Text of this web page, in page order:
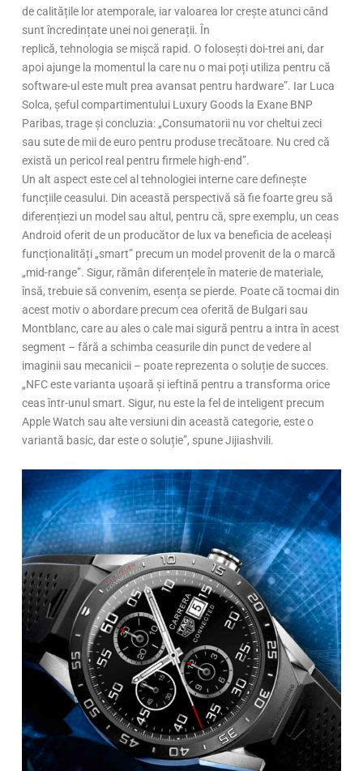
de calitățile lor atemporale, iar valoarea lor crește atunci când
sunt încredințate unei noi generații. În
replică, tehnologia se mișcă rapid. O folosești doi-trei ani, dar
apoi ajunge la momentul la care nu o mai poți utiliza pentru că
software-ul este mult prea avansat pentru hardware”. Iar Luca
Solca, șeful compartimentului Luxury Goods la Exane BNP
Paribas, trage și concluzia: „Consumatorii nu vor cheltui zeci
sau sute de mii de euro pentru produse trecătoare. Nu cred că
există un pericol real pentru firmele high-end”.
Un alt aspect este cel al tehnologiei interne care definește
funcțiile ceasului. Din această perspectivă să fie foarte greu să
diferențiezi un model sau altul, pentru că, spre exemplu, un ceas
Android oferit de un producător de lux va beneficia de aceleași
funcționalități „smart” precum un model provenit de la o marcă
„mid-range”. Sigur, rămân diferențele în materie de materiale,
însă, trebuie să convenim, esența se pierde. Poate că tocmai din
acest motiv o abordare precum cea oferită de Bulgari sau
Montblanc, care au ales o cale mai sigură pentru a intra în acest
segment – fără a schimba ceasurile din punct de vedere al
imaginii sau mecanicii – poate reprezenta o soluție de succes.
„NFC este varianta ușoară și ieftină pentru a transforma orice
ceas într-unul smart. Sigur, nu este la fel de inteligent precum
Apple Watch sau alte versiuni din această categorie, este o
variantă basic, dar este o soluție”, spune Jijiashvili.